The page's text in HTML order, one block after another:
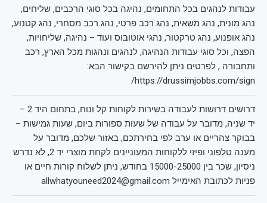
עבודות לנהגים בכל התחומים, נהיגה בכל סוגי הרכבים, שליחים,
נהג מונית, נהג משאית, נהג רכב פרטי, נהג רכב מסחרי, נהג קטנוע,
נהג אופנוע, נהג טרקטור, נהגי אוטובוס ועוד – נהיגה, שליחויות,
הפצה, וכל סוגי עבודות הנהיגה, לנהגים ונהגות מכל הארץ, רכב
ותחבורה , לפרטים ניתן להירשם בקישור הבא:
https://drussimjobbs.com/sign/
דרושים דרושות לעבודה בשירות לקוחות קל ונוח, בתחום היד 2 –
יד שניה, מדובר על עבודה של שעות ספורות ביום, שעות גמישות –
בבוקר צהריים או ערב לפי בחירתכם, באזור שלכם, מדובר על
מענה טלפוני ופיזי ללקוחות המעוניינים לקחת מוצרי יד 2, לא נדרש
ניסיון, שכר בין 15000-25000 בחודש, ניתן לשלוח קורות חיים או
פניות לכתובת האימייל allwhatyouneed2024@gmail.com